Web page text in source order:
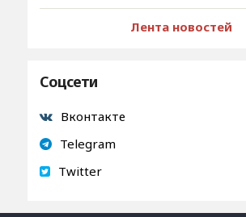
Лента новостей
Соцсети
Вконтакте
Telegram
Twitter